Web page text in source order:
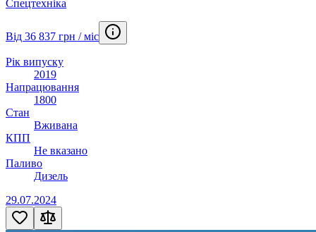
Спецтехніка
Від 36 837 грн / міс
Рік випуску
2019
Напрацювання
1800
Стан
Вживана
КПП
Не вказано
Паливо
Дизель
29.07.2024